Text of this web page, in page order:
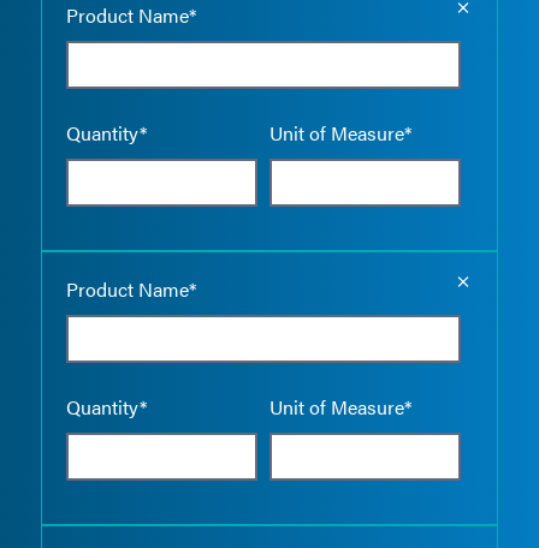
Product Name*
Quantity* Unit of Measure*
Product Name*
Quantity* Unit of Measure*